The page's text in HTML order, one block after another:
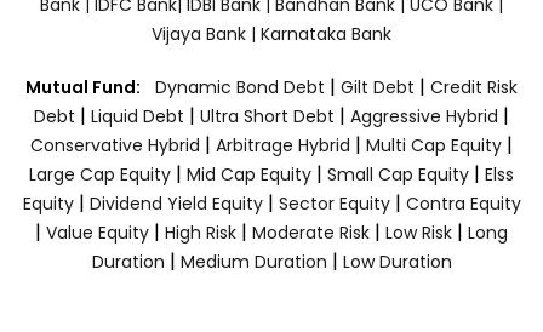
Bank | IDFC Bank| IDBI Bank | Bandhan Bank | UCO Bank |
Vijaya Bank | Karnataka Bank
Mutual Fund: Dynamic Bond Debt | Gilt Debt | Credit Risk
Debt | Liquid Debt | Ultra Short Debt | Aggressive Hybrid |
Conservative Hybrid | Arbitrage Hybrid | Multi Cap Equity |
Large Cap Equity | Mid Cap Equity | Small Cap Equity | Elss
Equity| Dividend Yield Equity| Sector Equity | Contra Equity
| Value Equity | High Risk | Moderate Risk | Low Risk | Long
Duration | Medium Duration | Low Duration